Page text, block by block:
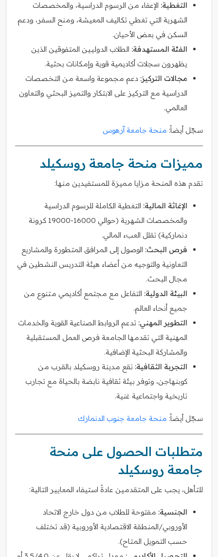
التغطية: الإعفاء من الرسوم الدراسية، والمخصصات
الشهرية التي تغطي تكاليف المعيشة، ومنح السفر، ودعم
السكن في بعض الأحيان.
الفئة المستهدفة: الطلاب الدوليين المتفوقين الذين
يظهرون سجلات أكاديمية قوية وإمكانات بحثية.
مجالات التركيز: دعم مجموعة واسعة من التخصصات
الدراسية مع التركيز على الابتكار والتميز البحثي والتعاون
العالمي.
سجّل أيضاً: منحة جامعة آرهوس
مميزات منحة جامعة روسكيلد
تقدم هذه المنحة مزايا مميزة للمستفيدين منها:
الإغاثة المالية: التغطية الكاملة للرسوم الدراسية
والمخصصات الشهرية (حوالي 16000-19000 كرونة
دنماركية) تقلل العبء المالي.
فرص البحث: الوصول إلى المرافق المتطورة والمشاريع
التعاونية والتوجيه من أعضاء هيئة التدريس النشطين في
مجال البحث.
البيئة الدولية: التفاعل مع مجتمع أكاديمي متنوع من
جميع أنحاء العالم.
التطوير المهني: تدعم الروابط الصناعية القوية والخدمات
المهنية التي تقدمها الجامعة فرص العمل المستقبلية
والمشاركة البحثية الإضافية.
التجربة الثقافية: تقع مدينة روسكيلد بالقرب من
كوبنهاجن، وتوفر بيئة ثقافية نابضة بالحياة مع تجارب
تاريخية واجتماعية غنية.
سجّل أيضاً: منحة جامعة جنوب الدنمارك
متطلبات الحصول على منحة
جامعة روسكيلد
للتأهل، يجب على المتقدمين عادةً استيفاء المعايير التالية:
الجنسية: مفتوحة للطلاب من دول خارج الاتحاد
الأوروبي/المنطقة الاقتصادية الأوروبية (قد تختلف
حسب التمويل المتاح).